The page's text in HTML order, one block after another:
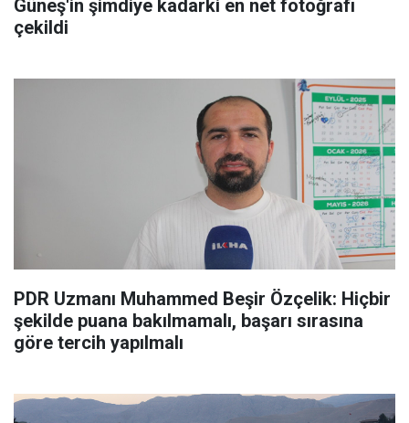
Güneş'in şimdiye kadarki en net fotoğrafı
çekildi
PDR Uzmanı Muhammed Beşir Özçelik: Hiçbir
şekilde puana bakılmamalı, başarı sırasına
göre tercih yapılmalı